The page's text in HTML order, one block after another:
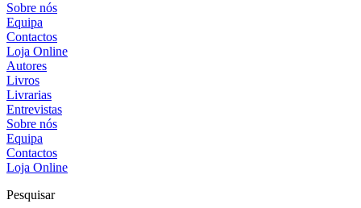
Sobre nós
Equipa
Contactos
Loja Online
Autores
Livros
Livrarias
Entrevistas
Sobre nós
Equipa
Contactos
Loja Online
Pesquisar